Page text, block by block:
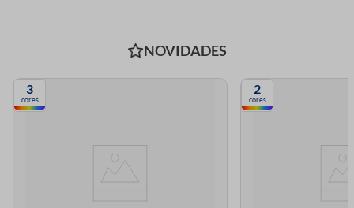
NOVIDADES
3
cores
2
cores